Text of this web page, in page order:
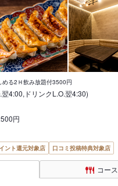
る2Ｈ飲み放題付3500円
4:00,ドリンクL.O.翌4:30)
円
ント還元対象店 口コミ投稿特典対象店
コース